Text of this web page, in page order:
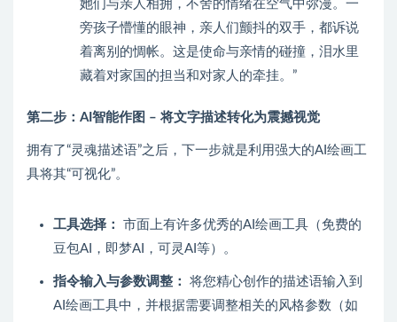
她们与亲人相拥，不舍的情绪在空气中弥漫。一
旁孩子懵懂的眼神，亲人们颤抖的双手，都诉说
着离别的惆帐。这是使命与亲情的碰撞，泪水里
藏着对家国的担当和对家人的牵挂。”
第二步：AI智能作图 – 将文字描述转化为震撼视觉
拥有了“灵魂描述语”之后，下一步就是利用强大的AI绘画工
具将其“可视化”。
工具选择：
市面上有许多优秀的AI绘画工具（免费的
豆包AI，即梦AI，可灵AI等）。
指令输入与参数调整：
将您精心创作的描述语输入到
AI绘画工具中，并根据需要调整相关的风格参数（如